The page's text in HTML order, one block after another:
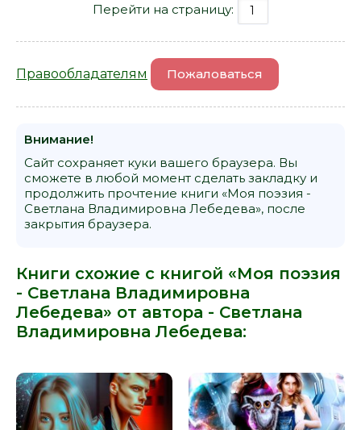
Перейти на страницу:
Правообладателям Пожаловаться
Внимание!
Сайт сохраняет куки вашего браузера. Вы
сможете в любой момент сделать закладку и
продолжить прочтение книги «Моя поэзия -
Светлана Владимировна Лебедева», после
закрытия браузера.
Книги схожие с книгой «Моя поэзия
- Светлана Владимировна
Лебедева» от автора - Светлана
Владимировна Лебедева: